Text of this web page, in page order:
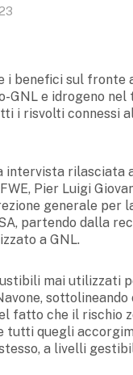
i benefici sul fronte
GNL e idrogeno
i risvolti connessi
intervista rilasciata
Pier Luigi
generale per
partendo dalla
a GNL.
mai utilizzati
sottolineando
fatto che il rischio
tutti quegli
a livelli